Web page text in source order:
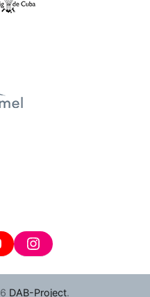
YouTubeInstagram
DAB-Project.